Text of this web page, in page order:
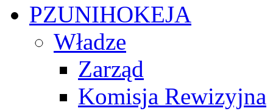
PZUNIHOKEJA
Władze
Zarząd
Komisja Rewizyjna